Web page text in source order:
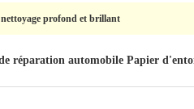
profond et brillant
réparation automobile Papier